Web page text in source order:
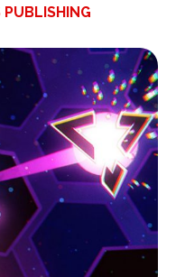
PUBLISHING